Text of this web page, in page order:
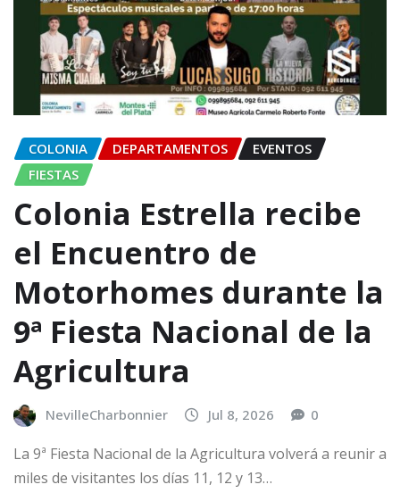
COLONIA DEPARTAMENTOS
EVENTOS
FIESTAS
Colonia Estrella recibe
el Encuentro de
Motorhomes durante la
9ª Fiesta Nacional de la
Agricultura
NevilleCharbonnier Jul 8, 2026 0
La 9ª Fiesta Nacional de la Agricultura volverá a reunir a
miles de visitantes los días 11, 12 y 13…